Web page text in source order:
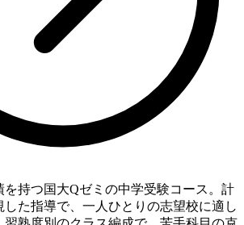
持つ国大Qゼミの中学受験コース。計
た指導で、一人ひとりの志望校に適し